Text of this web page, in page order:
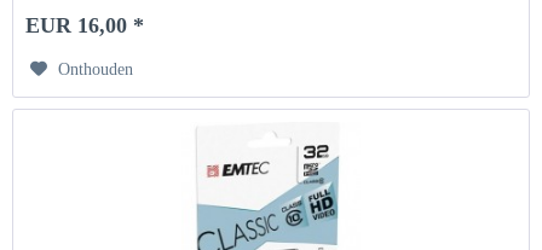
EUR 16,00 *
Onthouden